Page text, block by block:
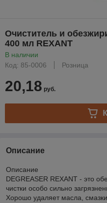
Очиститель и
400 мл REXANT
В наличии
Код: 85-0006
Розница
20,18 руб.
Описание
Описание
DEGREASER REXANT - это
чистки особо сильно
Хорошо удаляет масла,